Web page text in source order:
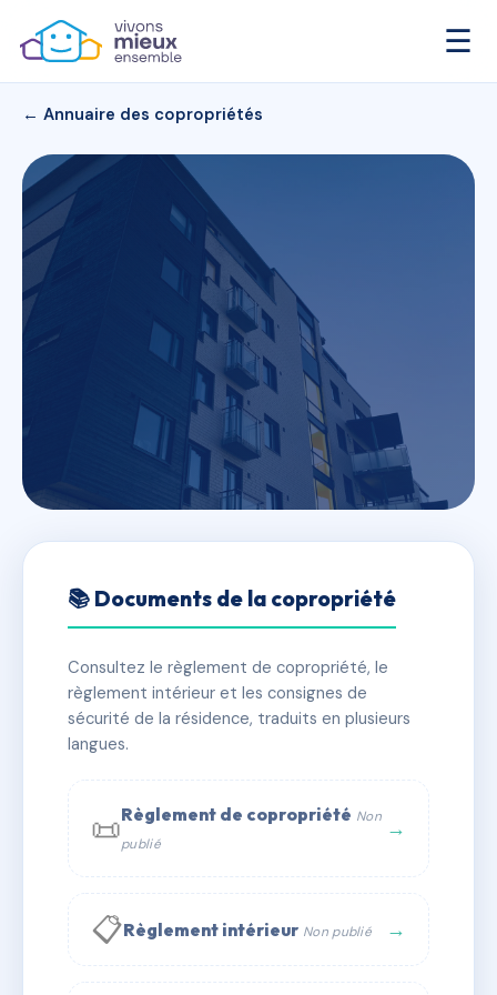
☰
← Annuaire des copropriétés
73 AVENUE BOSQUET
✓ Immatriculée 🏠 40 lots 🏗 2 bâtiment(s)
📞 Contacter Syndic Digital
📚 Documents de la copropriété
Consultez le règlement de copropriété, le
règlement intérieur et les consignes de
sécurité de la résidence, traduits en plusieurs
langues.
📜Règlement de copropriété Non
publié
→
📋Règlement intérieur Non publié →